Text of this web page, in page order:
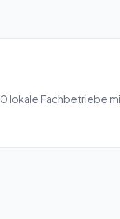
0 lokale Fachbetriebe